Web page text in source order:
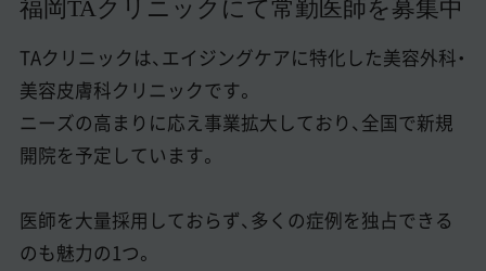
TAクリニックは、エイジングケアに特化した美容外科・
美容皮膚科クリニックです。
ニーズの高まりに応え事業拡大しており、全国で新規
開院を予定しています。
医師を大量採用しておらず、多くの症例を独占できる
のも魅力の1つ。